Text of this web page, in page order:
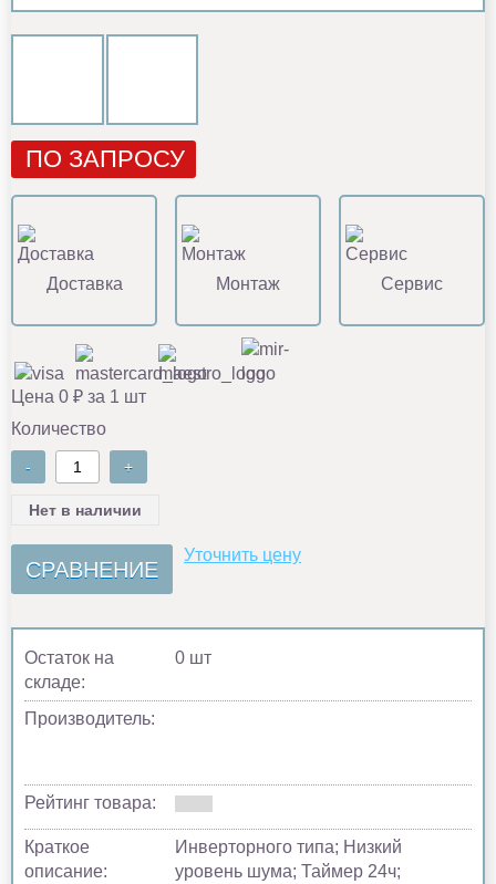
ПО ЗАПРОСУ
Доставка Монтаж Сервис
Цена 0 ₽ за 1 шт
Количество
- +
Нет в наличии
СРАВНЕНИЕ
Уточнить цену
Остаток на
складе:
0 шт
Производитель:
Рейтинг товара:
Краткое
описание:
Инверторного типа; Низкий
уровень шума; Таймер 24ч;